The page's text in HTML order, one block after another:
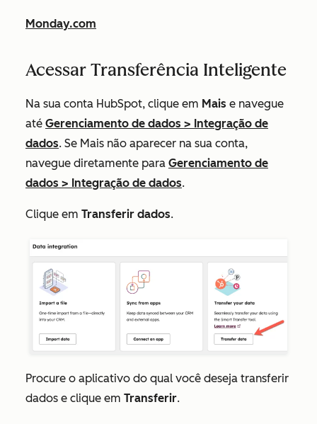
Monday.com
Acessar Transferência Inteligente
Na sua conta HubSpot, clique em Mais e navegue
até Gerenciamento de dados > Integração de
dados. Se Mais não aparecer na sua conta,
navegue diretamente para Gerenciamento de
dados > Integração de dados.
Clique em Transferir dados.
Procure o aplicativo do qual você deseja transferir
dados e clique em Transferir.